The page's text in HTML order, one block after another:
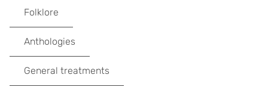
Folklore
Anthologies
General treatments